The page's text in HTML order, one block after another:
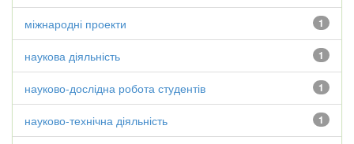
1
міжнародні проекти
1
наукова діяльність
1
науково-дослідна робота студентів
1
науково-технічна діяльність